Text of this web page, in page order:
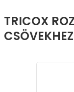
TRICOX